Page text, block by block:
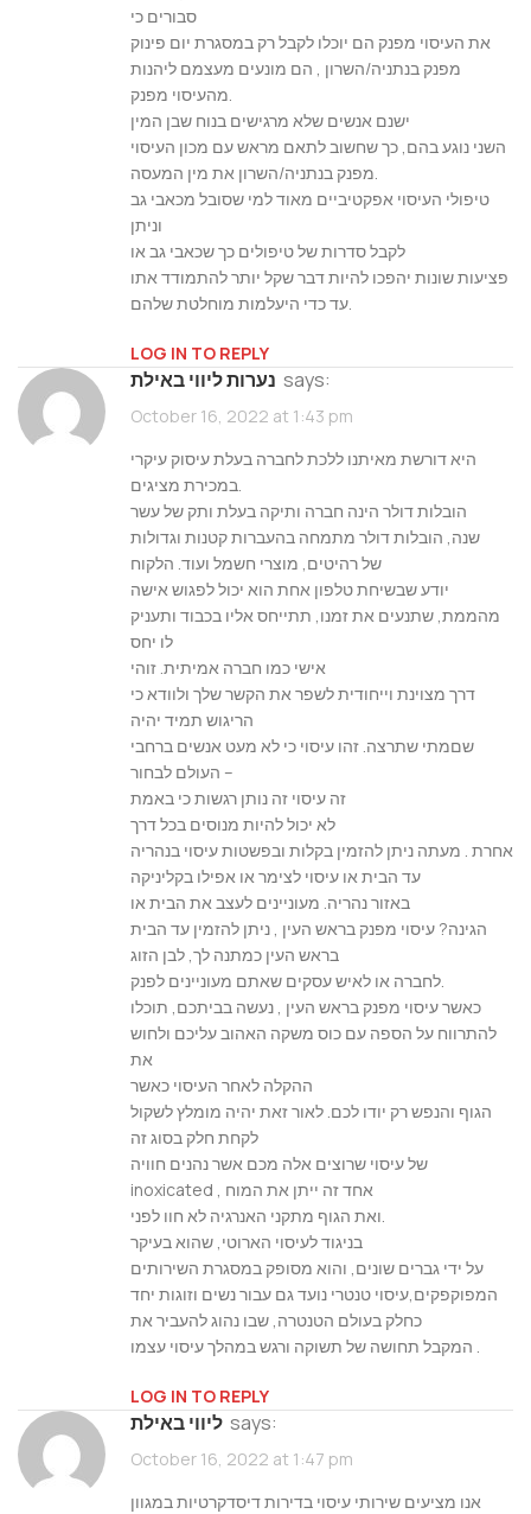
סבורים כי
את העיסוי מפנק הם יוכלו לקבל רק במסגרת יום פינוק
מפנק בנתניה/השרון , הם מונעים מעצמם ליהנות
ישנם אנשים שלא מרגישים בנוח שבן המין
השני נוגע בהם, כך שחשוב לתאם מראש עם מכון העיסוי
טיפולי העיסוי אפקטיביים מאוד למי שסובל מכאבי גב
וניתן
לקבל סדרות של טיפולים כך שכאבי גב או
פציעות שונות יהפכו להיות דבר שקל יותר להתמודד אתו
LOG IN TO REPLY
נערות ליווי באילת says:
October 16, 2022 at 1:43 pm
היא דורשת מאיתנו ללכת לחברה בעלת עיסוק עיקרי
הובלות דולר הינה חברה ותיקה בעלת ותק של עשר
שנה, הובלות דולר מתמחה בהעברות קטנות וגדולות
של רהיטים, מוצרי חשמל ועוד. הלקוח
יודע שבשיחת טלפון אחת הוא יכול לפגוש אישה
מהממת, שתנעים את זמנו, תתייחס אליו בכבוד ותעניק
לו יחס
אישי כמו חברה אמיתית. זוהי
דרך מצוינת וייחודית לשפר את הקשר שלך ולוודא כי
הריגוש תמיד יהיה
שםמתי שתרצה. זהו עיסוי כי לא מעט אנשים ברחבי
העולם לבחור –
זה עיסוי זה נותן רגשות כי באמת
לא יכול להיות מנוסים בכל דרך
אחרת . מעתה ניתן להזמין בקלות ובפשטות עיסוי בנהריה
עד הבית או עיסוי לצימר או אפילו בקליניקה
באזור נהריה. מעוניינים לעצב את הבית או
הגינה? עיסוי מפנק בראש העין , ניתן להזמין עד הבית
בראש העין כמתנה לך, לבן הזוג
כאשר עיסוי מפנק בראש העין , נעשה בביתכם, תוכלו
להתרווח על הספה עם כוס משקה האהוב עליכם ולחוש
את
ההקלה לאחר העיסוי כאשר
הגוף והנפש רק יודו לכם. לאור זאת יהיה מומלץ לשקול
לקחת חלק בסוג זה
של עיסוי שרוצים אלה מכם אשר נהנים חוויה
inoxicated , אחד זה ייתן את המוח
בניגוד לעיסוי הארוטי, שהוא בעיקר
על ידי גברים שונים, והוא מסופק במסגרת השירותים
המפוקפקים,עיסוי טנטרי נועד גם עבור נשים וזוגות יחד
כחלק בעולם הטנטרה, שבו נהוג להעביר את
LOG IN TO REPLY
ליווי באילת says:
October 16, 2022 at 1:47 pm
אנו מציעים שירותי עיסוי בדירות דיסדקרטיות במגוון